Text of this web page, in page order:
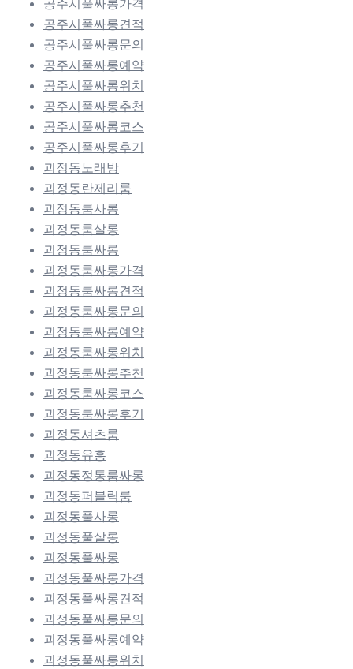
공주시풀싸롱가격
공주시풀싸롱견적
공주시풀싸롱문의
공주시풀싸롱예약
공주시풀싸롱위치
공주시풀싸롱추천
공주시풀싸롱코스
공주시풀싸롱후기
괴정동노래방
괴정동란제리룸
괴정동룸사롱
괴정동룸살롱
괴정동룸싸롱
괴정동룸싸롱가격
괴정동룸싸롱견적
괴정동룸싸롱문의
괴정동룸싸롱예약
괴정동룸싸롱위치
괴정동룸싸롱추천
괴정동룸싸롱코스
괴정동룸싸롱후기
괴정동셔츠룸
괴정동유흥
괴정동정통룸싸롱
괴정동퍼블릭룸
괴정동풀사롱
괴정동풀살롱
괴정동풀싸롱
괴정동풀싸롱가격
괴정동풀싸롱견적
괴정동풀싸롱문의
괴정동풀싸롱예약
괴정동풀싸롱위치